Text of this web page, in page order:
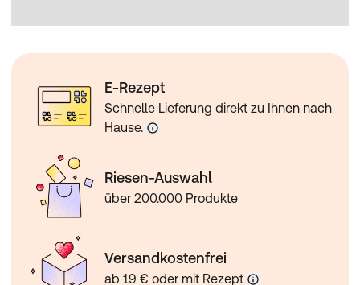
E-Rezept
Schnelle Lieferung direkt zu Ihnen nach
Hause.
Riesen-Auswahl
über 200.000 Produkte
Versandkostenfrei
ab 19 € oder mit Rezept